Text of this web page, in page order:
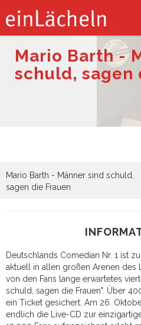
Mario Barth -
schuld, sagen
Mario Barth - Männer sind schuld,
sagen die Frauen
Deutschlands Comedian Nr. 1 ist
aktuell in allen großen Arenen des
von den Fans lange erwartetes
schuld, sagen die Frauen". Über
ein Ticket gesichert. Am 26.
endlich die Live-CD zur